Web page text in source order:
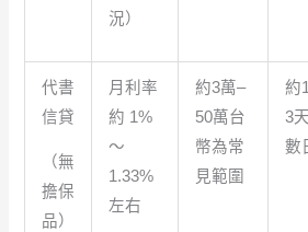
況）
代書
信貸
（無
擔保
品）
月利率
約 1%
～
1.33%
左右
約3萬–
50萬台
幣為常
見範圍
約
3
數